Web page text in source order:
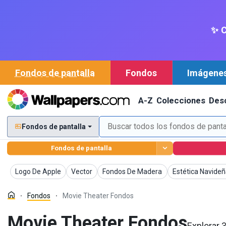
✨
Fondos de pantalla Fondos
A-Z Colecciones
Fondos de pantalla
Fondos de pantalla
Logo De Apple
Fondos Vector
Fondos Fondos De Madera
Fondos Estética
Fondos
Fondos Movie Theater Fondos